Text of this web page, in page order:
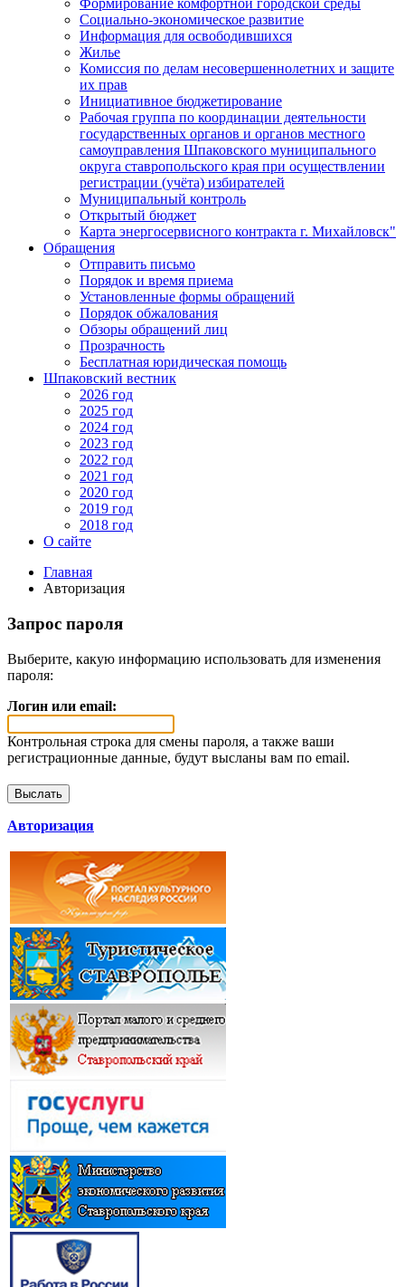
Формирование комфортной городской среды
Социально-экономическое развитие
Информация для освободившихся
Жилье
Комиссия по делам несовершеннолетних и защите
их прав
Инициативное бюджетирование
Рабочая группа по координации деятельности
государственных органов и органов местного
самоуправления Шпаковского муниципального
округа ставропольского края при осуществлении
регистрации (учёта) избирателей
Муниципальный контроль
Открытый бюджет
Карта энергосервисного контракта г. Михайловск"
Обращения
Отправить письмо
Порядок и время приема
Установленные формы обращений
Порядок обжалования
Обзоры обращений лиц
Прозрачность
Бесплатная юридическая помощь
Шпаковский вестник
2026 год
2025 год
2024 год
2023 год
2022 год
2021 год
2020 год
2019 год
2018 год
О сайте
Главная
Авторизация
Запрос пароля
Выберите, какую информацию использовать для изменения
пароля:
Логин или email:
Контрольная строка для смены пароля, а также ваши
регистрационные данные, будут высланы вам по email.
Авторизация